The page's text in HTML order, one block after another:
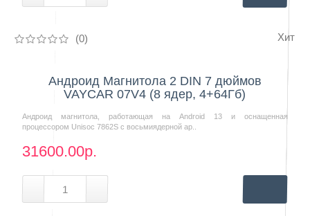
(0) Хит
Андроид Магнитола 2 DIN 7 дюймов
VAYCAR 07V4 (8 ядер, 4+64Гб)
Андроид магнитола, работающая на Android 13 и оснащенная
процессором Unisoc 7862S с восьмиядерной ар..
31600.00р.